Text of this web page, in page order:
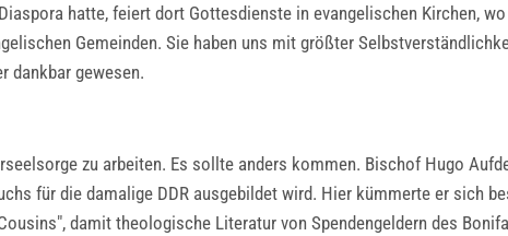
hatte, feiert dort Gottesdienste in evangelischen Kirchen,
Gemeinden. Sie haben uns mit größter
dankbar gewesen.
zu arbeiten. Es sollte anders kommen. Bischof Hugo
für die damalige DDR ausgebildet wird. Hier kümmerte er sich
damit theologische Literatur von Spendengeldern des